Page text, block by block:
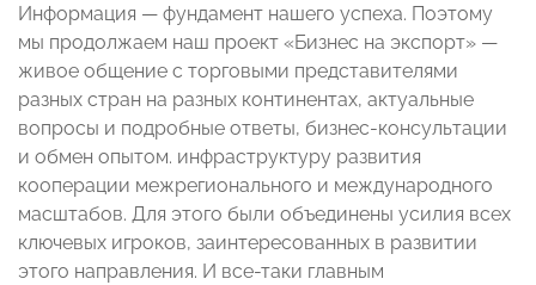
Информация — фундамент нашего успеха. Поэтому
мы продолжаем наш проект «Бизнес на экспорт» —
живое общение с торговыми представителями
разных стран на разных континентах, актуальные
вопросы и подробные ответы, бизнес-консультации
и обмен опытом. инфраструктуру развития
кооперации межрегионального и международного
масштабов. Для этого были объединены усилия всех
ключевых игроков, заинтересованных в развитии
этого направления. И все-таки главным